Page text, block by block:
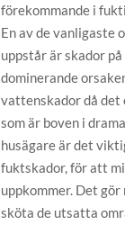
förekommande i
En av de
uppstår är skador
dominerande
vattenskador då det
som är boven i
husägare är det
fuktskador, för att
uppkommer. Det
sköta de utsatta